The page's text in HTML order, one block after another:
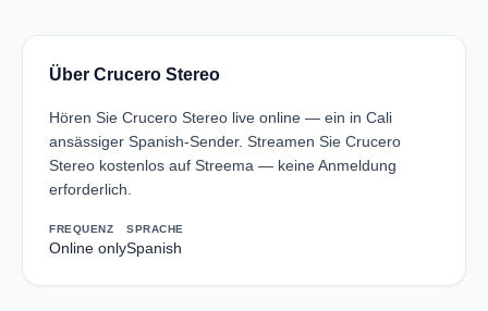
Über Crucero Stereo
Hören Sie Crucero Stereo live online — ein in Cali
ansässiger Spanish-Sender. Streamen Sie Crucero
Stereo kostenlos auf Streema — keine Anmeldung
erforderlich.
FREQUENZ
Online only
SPRACHE
Spanish